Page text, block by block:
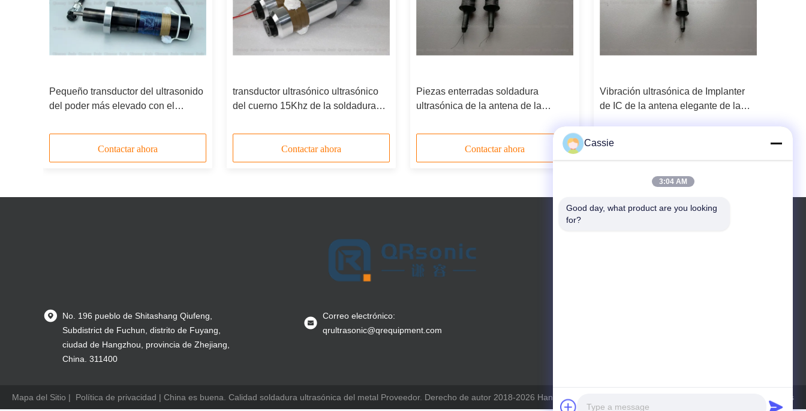
Pequeño transductor del ultrasonido
del poder más elevado con el
de la tela del paño de la máscara
Contactar ahora
transductor ultrasónico ultrasónico
del cuerno 15Khz de la soldadura
Contactar ahora
Piezas enterradas soldadura
ultrasónica de la antena de la
del RFID Smart Card
Contactar ahora
Vibración ultrasónica de Implanter
de IC de la antena elegante de la
No. 196 pueblo de Shitashang Qiufeng,
Subdistrict de Fuchun, distrito de Fuyang,
ciudad de Hangzhou, provincia de Zhejiang,
China. 311400
Correo electrónico:
qrultrasonic@qrequipment.com
Mapa del Sitio | Política de privacidad | China es buena. Calidad soldadura ultrasónica del metal Proveedor. Derecho de autor 2018-2026 Hangzhou Qianrong Automation Equipment Co.,Ltd Todo. Todos los
Cassie
3:04 AM
Good day, what product are you looking
for?